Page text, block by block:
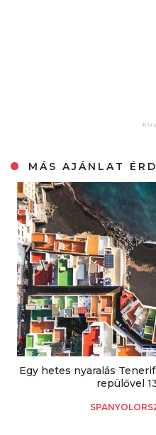
MÁS AJÁNLAT
Egy hetes nyaralás
repülővel